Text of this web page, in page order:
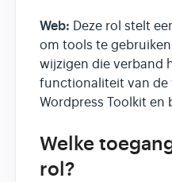
Web: Deze rol stelt
om tools te
wijzigen die verband
functionaliteit van de
Wordpress Toolkit en
Welke
rol?